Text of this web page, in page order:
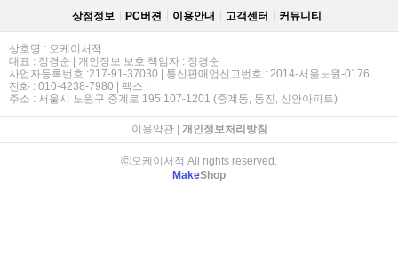
상점정보 PC버젼 이용안내 고객센터 커뮤니티
상호명 : 오케이서적
대표 : 정경순 | 개인정보 보호 책임자 : 정경순
사업자등록번호 :217-91-37030 | 통신판매업신고번호 : 2014-서울노원-0176
전화 : 010-4238-7980 | 팩스 :
주소 : 서울시 노원구 중계로 195 107-1201 (중계동, 동진, 신안아파트)
이용약관| 개인정보처리방침
ⓒ오케이서적 All rights reserved.
MakeShop